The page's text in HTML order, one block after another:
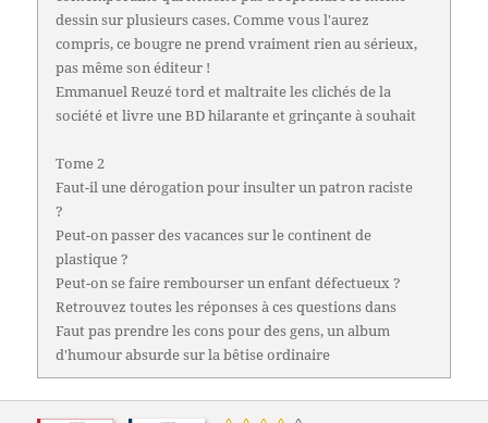
dessin sur plusieurs cases. Comme vous l'aurez
compris, ce bougre ne prend vraiment rien au sérieux,
pas même son éditeur !
Emmanuel Reuzé tord et maltraite les clichés de la
société et livre une BD hilarante et grinçante à souhait
Tome 2
Faut-il une dérogation pour insulter un patron raciste
?
Peut-on passer des vacances sur le continent de
plastique ?
Peut-on se faire rembourser un enfant défectueux ?
Retrouvez toutes les réponses à ces questions dans
Faut pas prendre les cons pour des gens, un album
d'humour absurde sur la bêtise ordinaire